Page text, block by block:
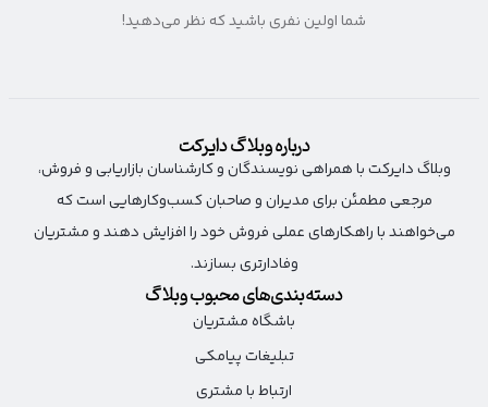
شما اولین نفری باشید که نظر می‌دهید!
درباره وبلاگ دایرکت
وبلاگ دایرکت با همراهی نویسندگان و کارشناسان بازاریابی و فروش،
مرجعی مطمئن برای مدیران و صاحبان کسب‌وکارهایی است که
می‌خواهند با راهکارهای عملی فروش خود را افزایش دهند و مشتریان
وفادارتری بسازند.
دسته‌بندی‌های محبوب وبلاگ
باشگاه مشتریان
تبلیغات پیامکی
ارتباط با مشتری